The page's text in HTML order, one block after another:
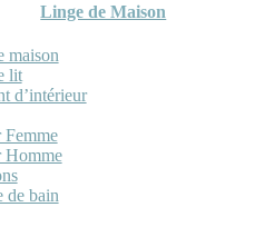
Linge de Maison
maison
lit
d’intérieur
Femme
Homme
de bain